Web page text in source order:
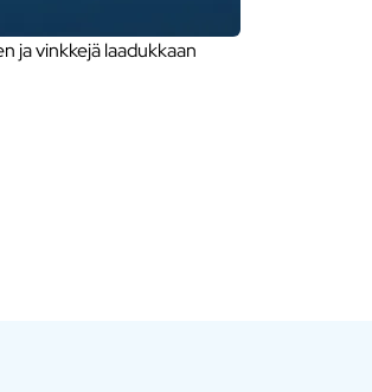
ja vinkkejä laadukkaan